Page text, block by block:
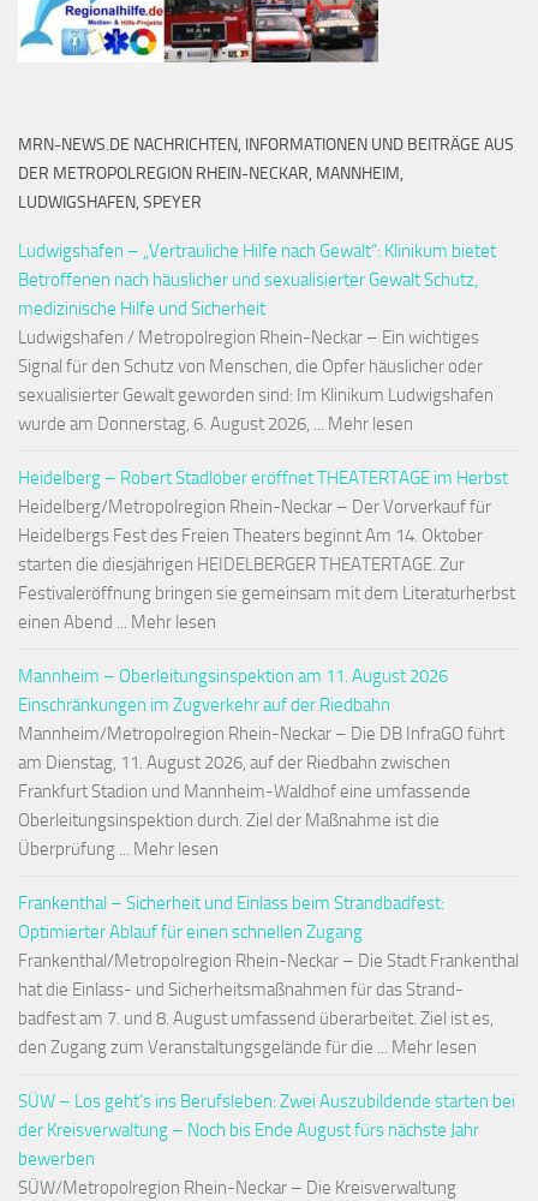
MRN-NEWS.DE NACHRICHTEN, INFORMATIONEN UND BEITRÄGE AUS
DER METROPOLREGION RHEIN-NECKAR, MANNHEIM,
LUDWIGSHAFEN, SPEYER
Ludwigshafen – „Vertrauliche Hilfe nach Gewalt“: Klinikum bietet
Betroffenen nach häuslicher und sexualisierter Gewalt Schutz,
medizinische Hilfe und Sicherheit
Ludwigshafen / Metropolregion Rhein-Neckar – Ein wichtiges
Signal für den Schutz von Menschen, die Opfer häuslicher oder
sexualisierter Gewalt geworden sind: Im Klinikum Ludwigshafen
wurde am Donnerstag, 6. August 2026, ... Mehr lesen
Heidelberg – Robert Stadlober eröffnet THEATERTAGE im Herbst
Heidelberg/Metropolregion Rhein-Neckar – Der Vorverkauf für
Heidelbergs Fest des Freien Theaters beginnt Am 14. Oktober
starten die diesjährigen HEIDELBERGER THEATERTAGE. Zur
Festivaleröffnung bringen sie gemeinsam mit dem Literaturherbst
einen Abend ... Mehr lesen
Mannheim – Oberleitungsinspektion am 11. August 2026
Einschränkungen im Zugverkehr auf der Riedbahn
Mannheim/Metropolregion Rhein-Neckar – Die DB InfraGO führt
am Dienstag, 11. August 2026, auf der Riedbahn zwischen
Frankfurt Stadion und Mannheim-Waldhof eine umfassende
Oberleitungsinspektion durch. Ziel der Maßnahme ist die
Überprüfung ... Mehr lesen
Frankenthal – Sicherheit und Einlass beim Strandbadfest:
Optimierter Ablauf für einen schnellen Zugang
Frankenthal/Metropolregion Rhein-Neckar – Die Stadt Frankenthal
hat die Einlass- und Sicherheitsmaßnahmen für das Strand-
badfest am 7. und 8. August umfassend überarbeitet. Ziel ist es,
den Zugang zum Veranstaltungsgelände für die ... Mehr lesen
SÜW – Los geht’s ins Berufsleben: Zwei Auszubildende starten bei
der Kreisverwaltung – Noch bis Ende August fürs nächste Jahr
bewerben
SÜW/Metropolregion Rhein-Neckar – Die Kreisverwaltung